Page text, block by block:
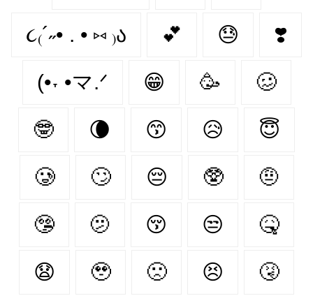
૮₍´˶• . • ⑅ ₎ა 💕 😓 ❣️
(•˕ •マ.ᐟ 😁 🥳 🥴
🤓 🌘 😙 😥 😇
🥲 🙄 😔 🥸 🤨
🤥 🫤 😚 😒 🤒
😧 🥹 🙁 😣 🤧